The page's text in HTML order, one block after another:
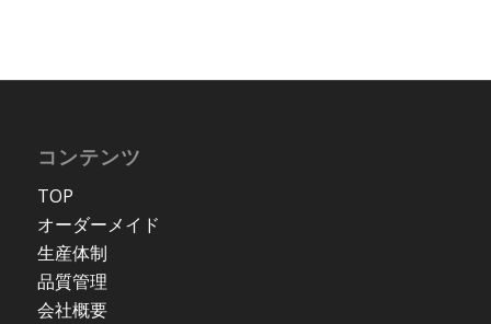
コンテンツ
TOP
オーダーメイド
生産体制
品質管理
会社概要